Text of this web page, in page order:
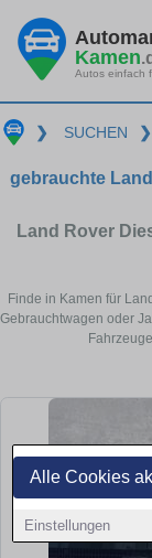
Alle Cookies
Einstellungen
Kamen
Autos einfach
❯ SUCHEN ❯
gebrauchte
Land Rover
Finde in Kamen für
Gebrauchtwagen oder